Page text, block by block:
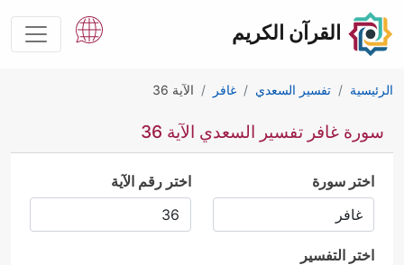
القرآن الكريم
الرئيسية تفسير السعدي غافر الآية 36
سورة غافر تفسير السعدي الآية 36
اختر سورة اختر رقم الآية
اختر التفسير